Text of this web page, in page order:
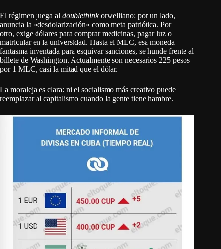
El régimen juega al doublethinkorwelliano: por un lado,
anuncia la «desdolarización» como meta patriótica. Por
otro, exige dólares para comprar medicinas, pagar luz o
matricular en la universidad. Hasta el MLC, esa moneda
fantasma inventada para esquivar sanciones, se hunde frente al
billete de Washington. Actualmente son necesarios 225 pesos
por 1 MLC, casi la mitad que el dólar.
La moraleja es clara: ni el socialismo más creativo puede
reemplazar al capitalismo cuando la gente tiene hambre.